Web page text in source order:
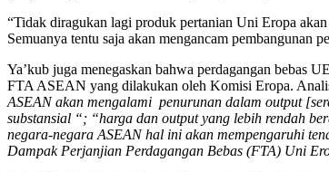
“Tidak diragukan lagi produk pertanian Uni Eropa
Semuanya tentu saja akan mengancam pembangunan
Ya’kub juga menegaskan bahwa perdagangan bebas
FTA ASEAN yang dilakukan oleh Komisi Eropa.
ASEAN akan mengalami penurunan dalam output
substansial “; “harga dan output yang lebih rendah
negara-negara ASEAN hal ini akan mempengaruhi
Dampak Perjanjian Perdagangan Bebas (FTA) Uni